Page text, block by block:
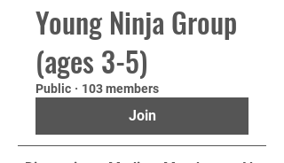
Young Ninja Group
(ages 3-5)
Public · 103 members
Join